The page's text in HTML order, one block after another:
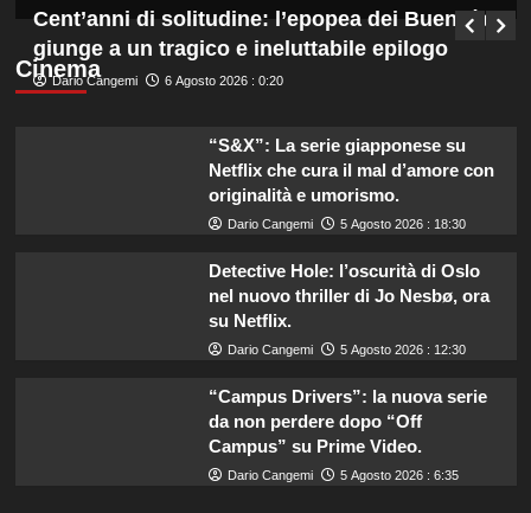
Cinema
Cent’anni di solitudine: l’epopea dei Buendía
giunge a un tragico e ineluttabile epilogo
Dario Cangemi 6 Agosto 2026 : 0:20
“S&X”: La serie giapponese su
Netflix che cura il mal d’amore con
originalità e umorismo.
Dario Cangemi 5 Agosto 2026 : 18:30
Detective Hole: l’oscurità di Oslo
nel nuovo thriller di Jo Nesbø, ora
su Netflix.
Dario Cangemi 5 Agosto 2026 : 12:30
“Campus Drivers”: la nuova serie
da non perdere dopo “Off
Campus” su Prime Video.
Dario Cangemi 5 Agosto 2026 : 6:35